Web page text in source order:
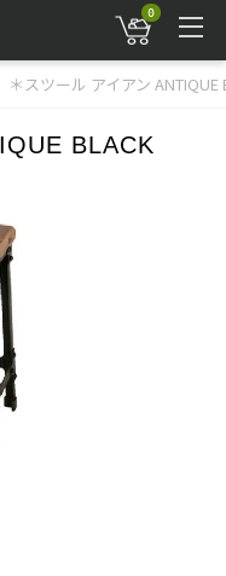
0
＊スツール アイアン ANTIQUE
BLACK